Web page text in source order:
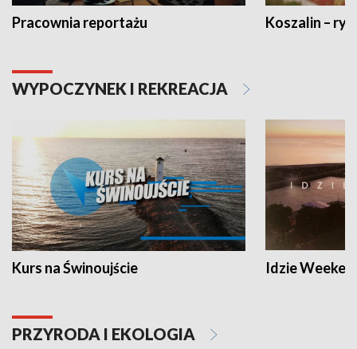
Pracownia reportażu Koszalin –
WYPOCZYNEK I REKREACJA
Kurs na Świnoujście Idzie
PRZYRODA I EKOLOGIA